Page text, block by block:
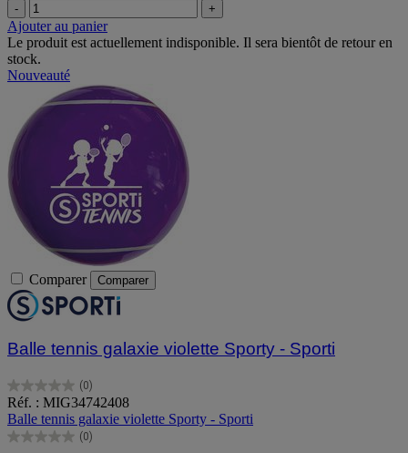
- +
Ajouter au panier
Le produit est actuellement indisponible. Il sera bientôt de retour en
stock.
Nouveauté
Comparer Comparer
Balle tennis galaxie violette Sporty - Sporti
(0)
0.0
sur
5
étoiles.
Réf. : MIG34742408
Balle tennis galaxie violette Sporty - Sporti
(0)
0.0